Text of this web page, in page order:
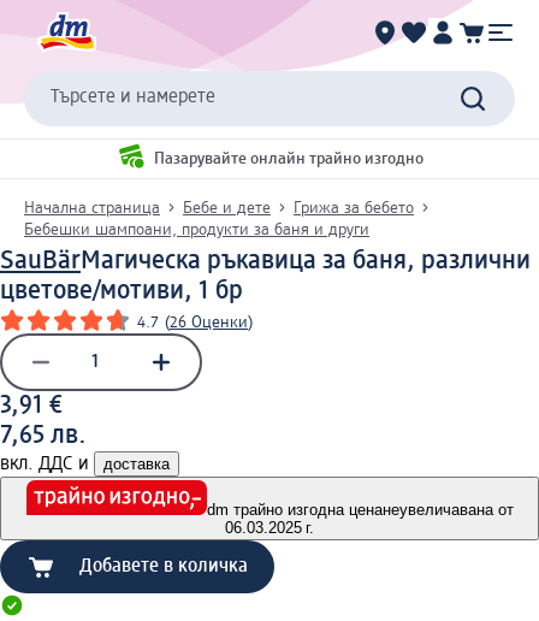
Търсете и намерете
Пазарувайте онлайн трайно изгодно
Начална страница Бебе и дете
Грижа за бебето
Бебешки шампоани, продукти за баня и други
SauBärМагическа ръкавица за баня, различни
цветове/мотиви, 1 бр
4.7 (26 Оценки)
3,91 €
7,65 лв.
вкл. ДДС и доставка
dm трайно изгодна ценанеувеличавана от
06.03.2025 г.
Добавете в количка